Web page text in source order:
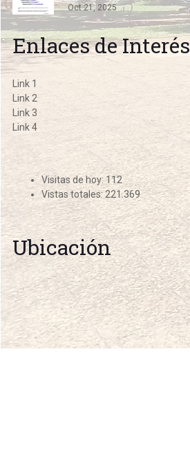
Oct 21, 2025
Enlaces de Interés
Link 1
Link 2
Link 3
Link 4
Visitas de hoy: 112
Vistas totales:221.369
Ubicación